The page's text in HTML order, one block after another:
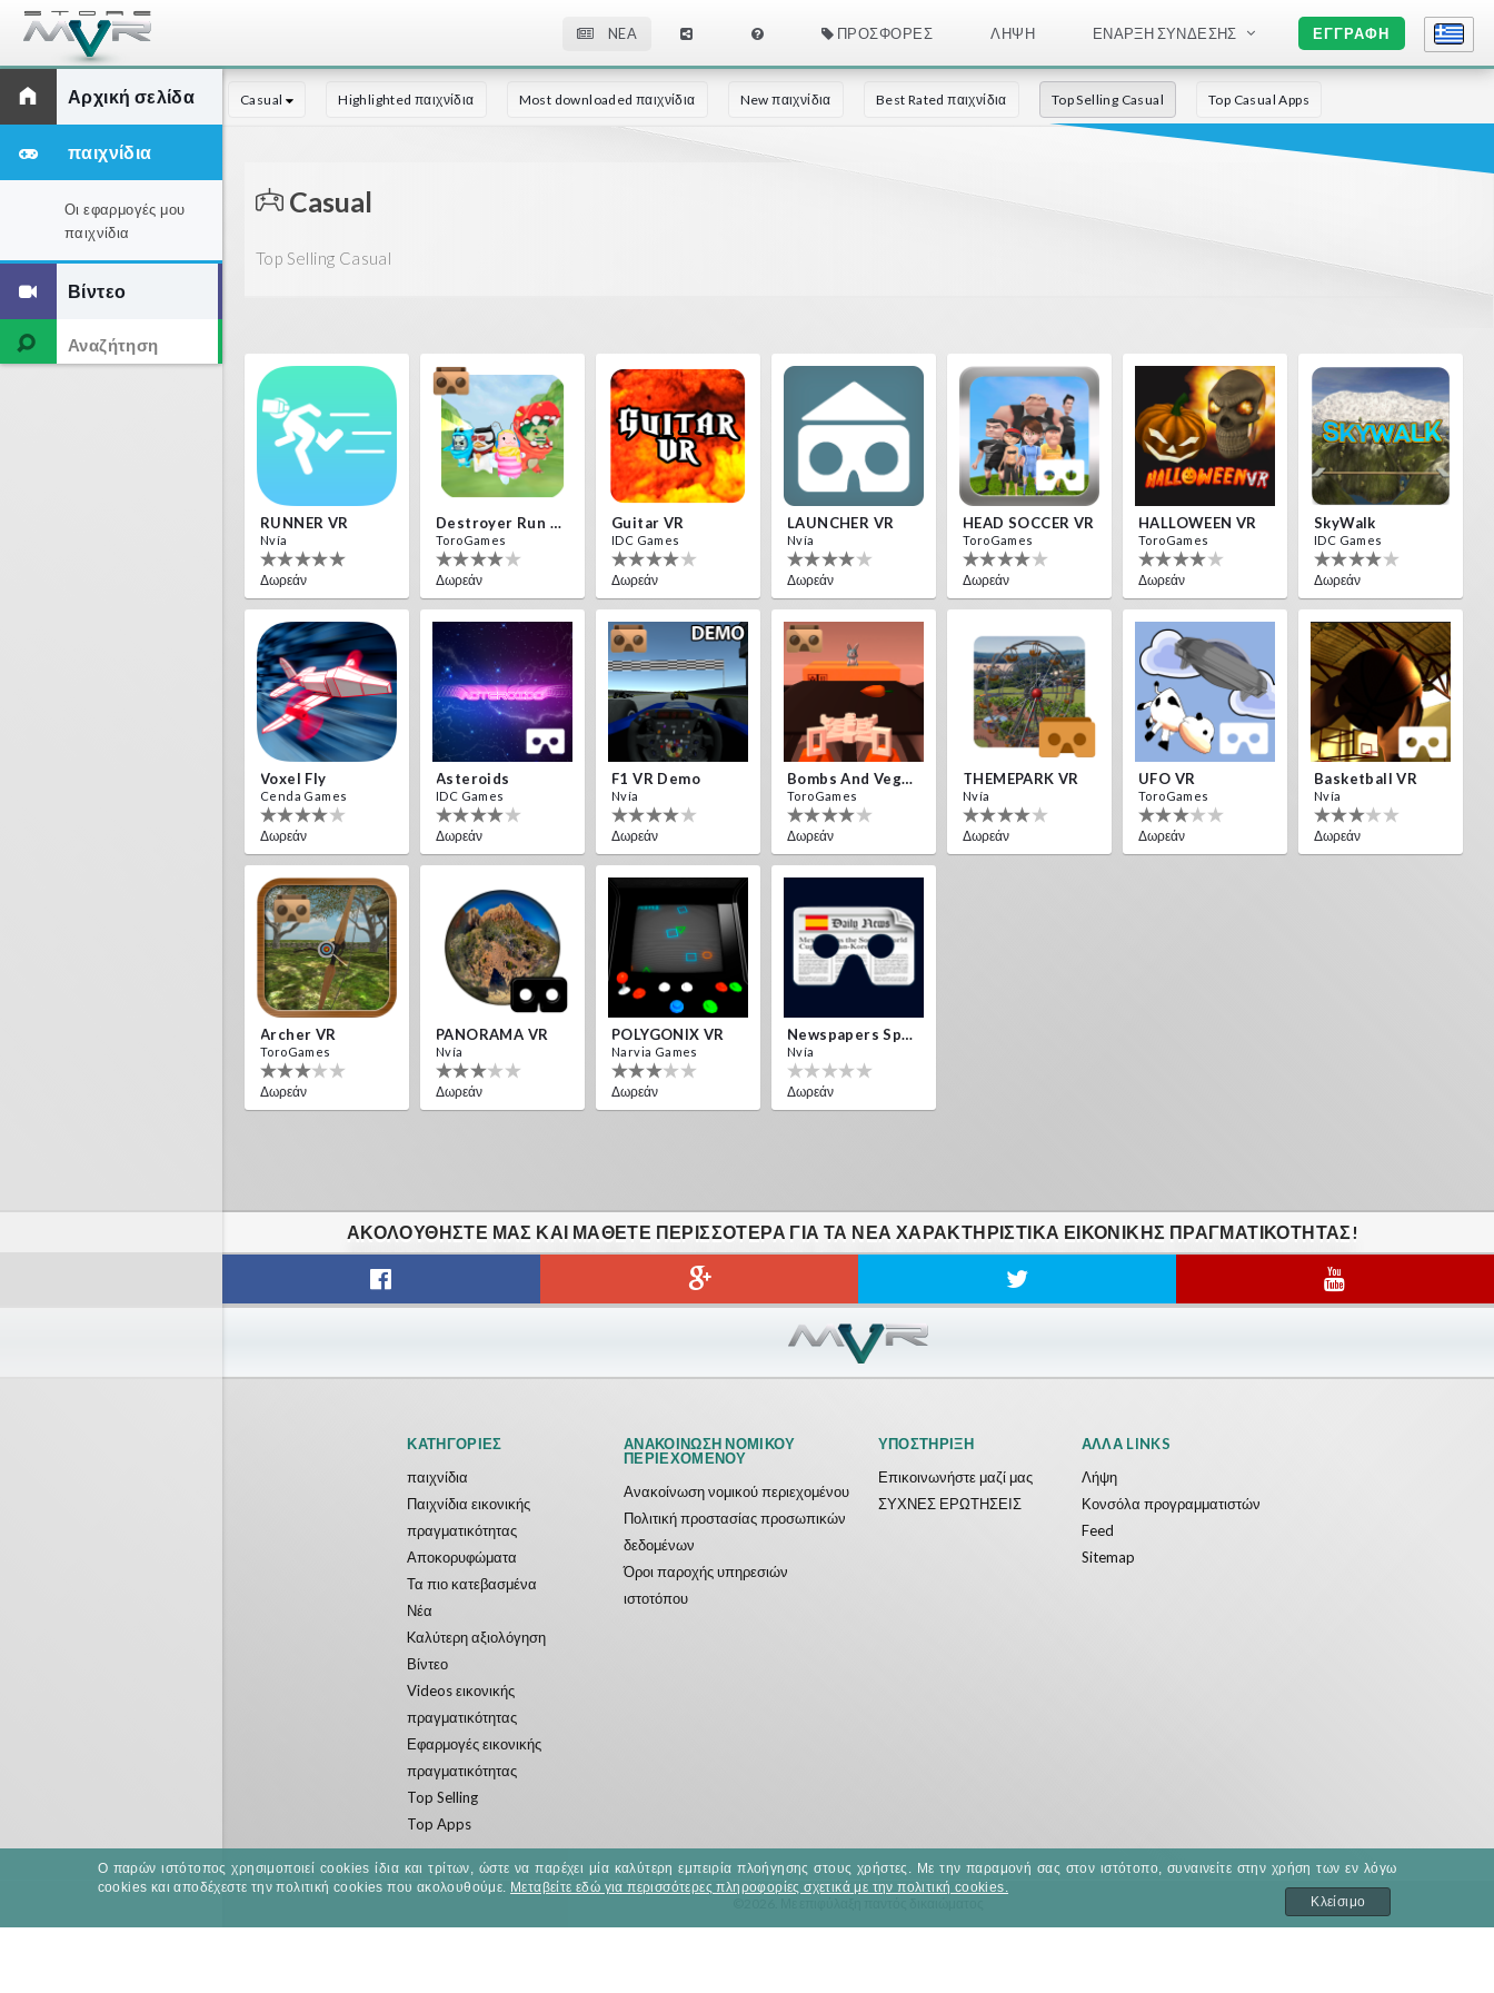
NEA ΠΡΟΣΦΟΡΈΣ ΛΉΨΗ ΈΝΑΡΞΗ ΣΎΝΔΕΣΗΣ ΕΓΓΡΑΦΉ
Αρχική σελίδα
παιχνίδια
Οι εφαρμογές μου
παιχνίδια
Βίντεο
Casual Highlighted παιχνίδια Most downloaded παιχνίδια New παιχνίδια Best Rated παιχνίδια Top Selling Casual Top Casual Apps
Casual
Top Selling Casual
RUNNER VR
Nvía
Δωρεάν
Destroyer Run VR
ToroGames
Δωρεάν
Guitar VR
IDC Games
Δωρεάν
LAUNCHER VR
Nvía
Δωρεάν
HEAD SOCCER VR
ToroGames
Δωρεάν
HALLOWEEN VR
ToroGames
Δωρεάν
SkyWalk
IDC Games
Δωρεάν
Voxel Fly
Cenda Games
Δωρεάν
Asteroids
IDC Games
Δωρεάν
F1 VR Demo
Nvía
Δωρεάν
Bombs And Veggies
ToroGames
Δωρεάν
THEMEPARK VR
Nvía
Δωρεάν
UFO VR
ToroGames
Δωρεάν
Basketball VR
Nvía
Δωρεάν
Archer VR
ToroGames
Δωρεάν
PANORAMA VR
Nvía
Δωρεάν
POLYGONIX VR
Narvia Games
Δωρεάν
Newspapers Spain VR
Nvía
Δωρεάν
ΑΚΟΛΟΥΘΉΣΤΕ ΜΑΣ ΚΑΙ ΜΆΘΕΤΕ ΠΕΡΙΣΣΌΤΕΡΑ ΓΙΑ ΤΑ ΝΈΑ ΧΑΡΑΚΤΗΡΙΣΤΙΚΆ ΕΙΚΟΝΙΚΗΣ ΠΡΑΓΜΑΤΙΚΟΤΗΤΑΣ!
ΚΑΤΗΓΟΡΊΕΣ
παιχνίδια
Παιχνίδια εικονικής
πραγματικότητας
Αποκορυφώματα
Τα πιο κατεβασμένα
Νέα
Kαλύτερη αξιολόγηση
Βίντεο
Videos εικονικής
πραγματικότητας
Εφαρμογές εικονικής
πραγματικότητας
Top Selling
Top Apps
ΑΝΑΚΟΊΝΩΣΗ ΝΟΜΙΚΟΎ
ΠΕΡΙΕΧΟΜΈΝΟΥ
Ανακοίνωση νομικού περιεχομένου
Πολιτική προστασίας προσωπικών
δεδομένων
Όροι παροχής υπηρεσιών
ιστοτόπου
ΥΠΟΣΤΉΡΙΞΗ
Επικοινωνήστε μαζί μας
ΣΥΧΝΕΣ ΕΡΩΤΗΣΕΙΣ
ΆΛΛΑ LINKS
Λήψη
Κονσόλα προγραμματιστών
Feed
Sitemap
Ο παρών ιστότοπος χρησιμοποιεί cookies ίδια και τρίτων, ώστε να παρέχει μία καλύτερη εμπειρία πλοήγησης στους χρήστες. Με την παραμονή σας στον ιστότοπο, συναινείτε στην χρήση των εν λόγω
cookies και αποδέχεστε την πολιτική cookies που ακολουθούμε. Μεταβείτε εδώ για περισσότερες πληροφορίες σχετικά με την πολιτική cookies.
Κλείσιμο